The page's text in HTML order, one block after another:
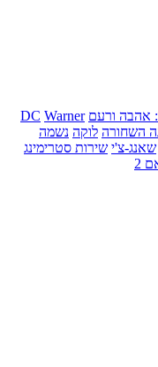
אהבה ורעם DC Warner
השחורה לוקה נשמה
שאנג-צ'י שירות סטרימינג
2